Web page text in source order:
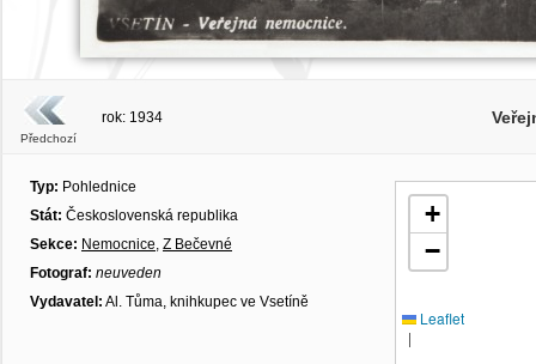
Předchozí
rok: 1934
Typ: Pohlednice
Stát: Československá republika
Sekce: Nemocnice, Z Bečevné
Fotograf: neuveden
Vydavatel: Al. Tůma, knihkupec ve Vsetíně
+
−
Leaflet
|